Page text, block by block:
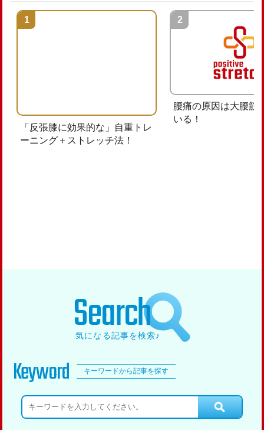
「反張膝に効果的な」自重トレ
ーニング＋ストレッチ法！
腰痛の原因は大腰筋
いる！
Search
気になる記事を検索♪
Keyword キーワードから記事を探す